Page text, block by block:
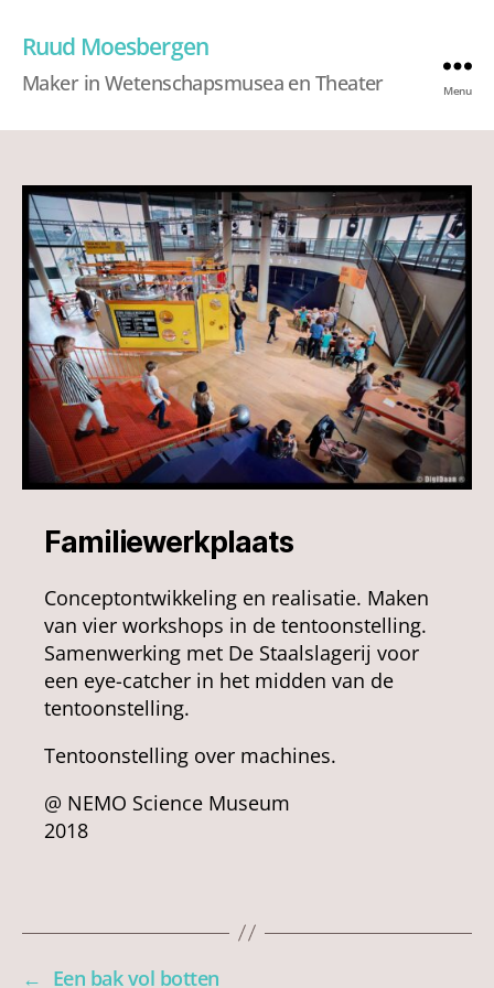
Ruud Moesbergen
Maker in Wetenschapsmusea en Theater Menu
Familiewerkplaats
Conceptontwikkeling en realisatie. Maken
van vier workshops in de tentoonstelling.
Samenwerking met De Staalslagerij voor
een eye-catcher in het midden van de
tentoonstelling.
Tentoonstelling over machines.
@ NEMO Science Museum
2018
← Een bak vol botten